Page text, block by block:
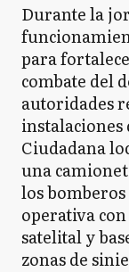
Durante la
para
combate del
autoridades
instalaciones
Ciudadana
una
los
operativa
satelital y
zonas de